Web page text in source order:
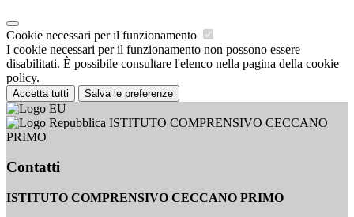
Cookie necessari per il funzionamento
I cookie necessari per il funzionamento non possono essere
disabilitati. È possibile consultare l'elenco nella pagina della cookie
policy.
Accetta tutti Salva le preferenze
ISTITUTO COMPRENSIVO CECCANO
PRIMO
Contatti
ISTITUTO COMPRENSIVO CECCANO PRIMO